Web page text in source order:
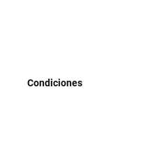
Condiciones